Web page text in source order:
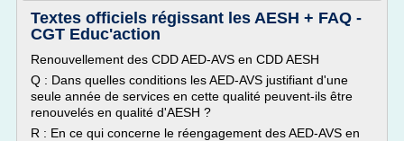
Textes officiels régissant les AESH + FAQ -
CGT Educ'action
Renouvellement des CDD AED-AVS en CDD AESH
Q : Dans quelles conditions les AED-AVS justifiant d'une
seule année de services en cette qualité peuvent-ils être
renouvelés en qualité d'AESH ?
R : En ce qui concerne le réengagement des AED-AVS en